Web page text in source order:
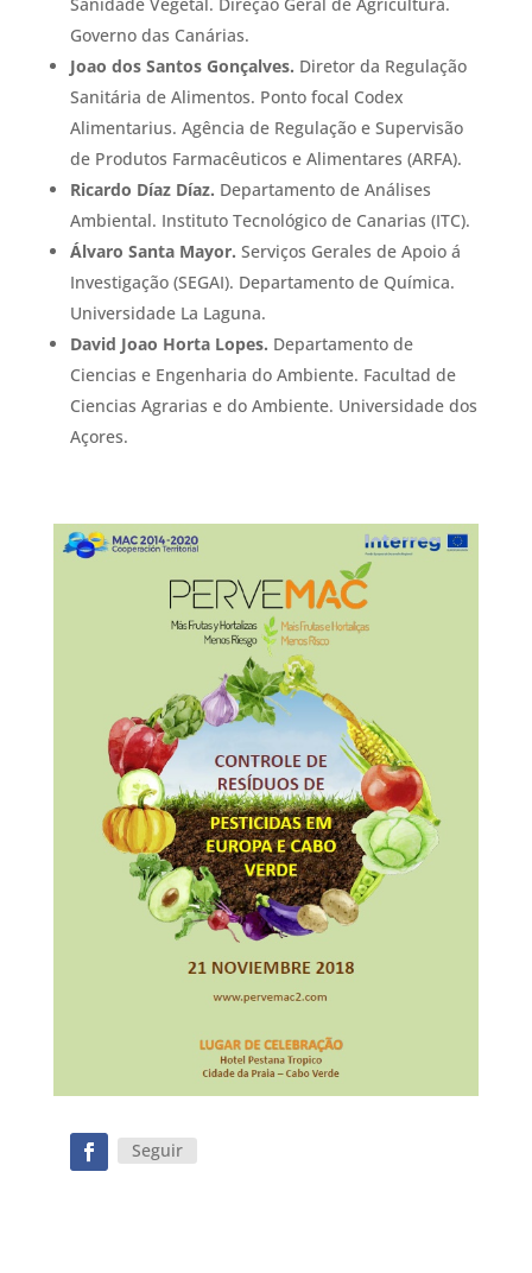
Sanidade Vegetal. Direção Geral de Agricultura.
Governo das Canárias.
Joao dos Santos Gonçalves. Diretor da Regulação
Sanitária de Alimentos. Ponto focal Codex
Alimentarius. Agência de Regulação e Supervisão
de Produtos Farmacêuticos e Alimentares (ARFA).
Ricardo Díaz Díaz. Departamento de Análises
Ambiental. Instituto Tecnológico de Canarias (ITC).
Álvaro Santa Mayor. Serviços Gerales de Apoio á
Investigação (SEGAI). Departamento de Química.
Universidade La Laguna.
David Joao Horta Lopes. Departamento de
Ciencias e Engenharia do Ambiente. Facultad de
Ciencias Agrarias e do Ambiente. Universidade dos
Açores.
Seguir